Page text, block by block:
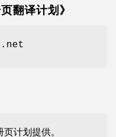
翻译计划》
计划提供。